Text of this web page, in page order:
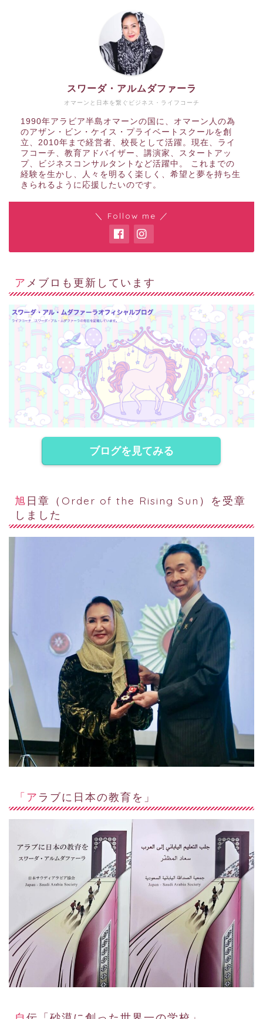
オマーンと日本を繋ぐビジネス・ライフコーチ
スワーダ・アルムダファーラ
1990年アラビア半島オマーンの国に、オマーン人の為
のアザン・ビン・ケイス・プライベートスクールを創
立、2010年まで経営者、校長として活躍。現在、ライ
フコーチ、教育アドバイザー、講演家、スタートアッ
プ、ビジネスコンサルタントなど活躍中。 これまでの
経験を生かし、人々を明るく楽しく、希望と夢を持ち生
きられるように応援したいのです。
＼ Follow me ／
アメブロも更新しています
ブログを見てみる
旭日章（Order of the Rising Sun）を受章
しました
「アラブに日本の教育を」